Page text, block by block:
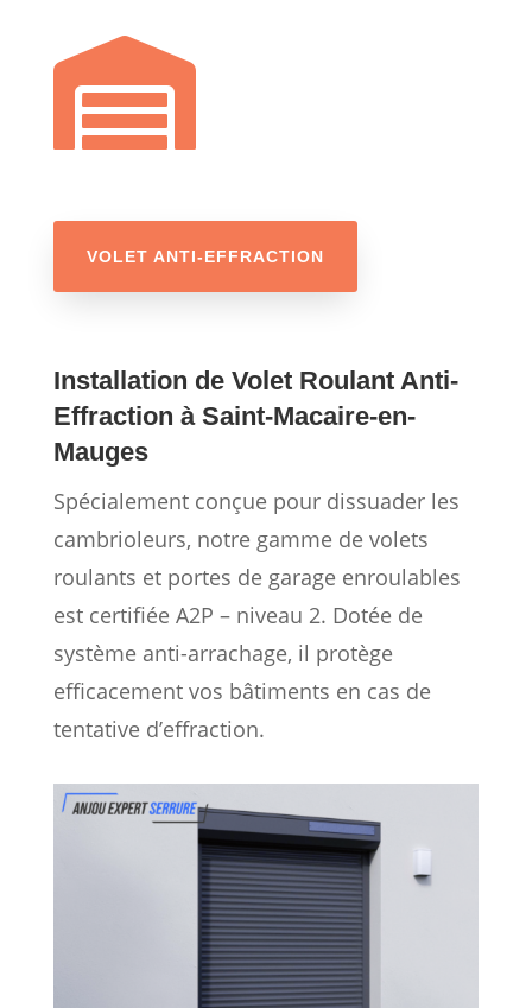

VOLET ANTI-EFFRACTION
Installation de Volet Roulant Anti-
Effraction à Saint-Macaire-en-
Mauges
Spécialement conçue pour dissuader les
cambrioleurs, notre gamme de volets
roulants et portes de garage enroulables
est certifiée A2P – niveau 2. Dotée de
système anti-arrachage, il protège
efficacement vos bâtiments en cas de
tentative d’effraction.